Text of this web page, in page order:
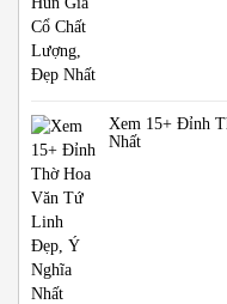
Xem 15+ Đỉnh
Nhất